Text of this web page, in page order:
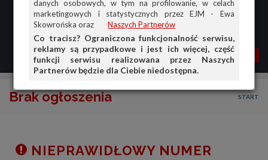
danych osobowych, w tym na profilowanie, w celach
marketingowych i statystycznych przez EJM - Ewa
Skowrońska oraz
Naszych Partnerów
Co tracisz? Ograniczona funkcjonalność serwisu,
reklamy są przypadkowe i jest ich więcej, część
funkcji serwisu realizowana przez Naszych
Partnerów będzie dla Ciebie niedostępna.
MENU MOJA AG
Brak ogłoszenia START
NIEPRAWIDŁOWY NUMER